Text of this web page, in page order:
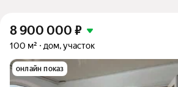
8 900 000 ₽
100 м² дом, участок
онлайн показ